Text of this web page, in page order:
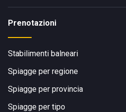
Prenotazioni
Stabilimenti balneari
Spiagge per regione
Spiagge per provincia
Spiagge per tipo